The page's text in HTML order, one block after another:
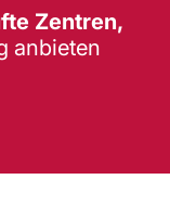
Zentren,
anbieten